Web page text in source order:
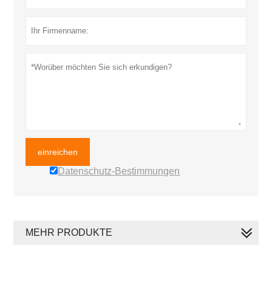
einreichen
Datenschutz-Bestimmungen
MEHR PRODUKTE